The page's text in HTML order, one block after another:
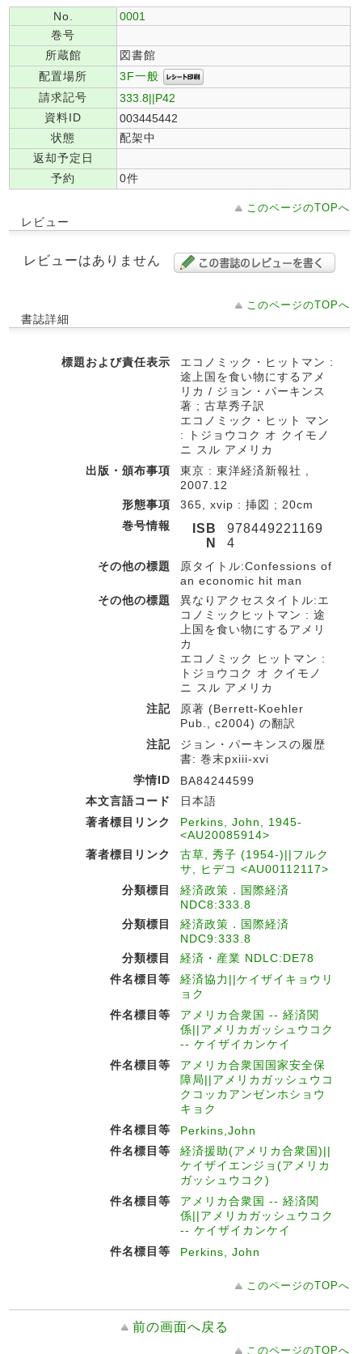
No.
0001
巻号
所蔵館
図書館
配置場所
3F一般
請求記号
333.8||P42
資料ID
003445442
状態
配架中
返却予定日
予約
0件
このページのTOPへ
レビュー
レビューはありません
このページのTOPへ
書誌詳細
標題および責任表示
エコノミック・ヒットマン :
途上国を食い物にするアメ
リカ / ジョン・パーキンス
著 ; 古草秀子訳
エコノミック・ヒット マン
: トジョウコク オ クイモノ
ニ スル アメリカ
出版・頒布事項
東京 : 東洋経済新報社 ,
2007.12
形態事項
365, xvip : 挿図 ; 20cm
巻号情報
ISB
N
978449221169
4
その他の標題
原タイトル:Confessions of
an economic hit man
その他の標題
異なりアクセスタイトル:エ
コノミックヒットマン : 途
上国を食い物にするアメリ
カ
エコノミック ヒットマン :
トジョウコク オ クイモノ
ニ スル アメリカ
注記
原著 (Berrett-Koehler
Pub., c2004) の翻訳
注記
ジョン・パーキンスの履歴
書: 巻末pxiii-xvi
学情ID
BA84244599
本文言語コード
日本語
著者標目リンク
Perkins, John, 1945-
<AU20085914>
著者標目リンク
古草, 秀子 (1954-)||フルク
サ, ヒデコ <AU00112117>
分類標目
経済政策．国際経済
NDC8:333.8
分類標目
経済政策．国際経済
NDC9:333.8
分類標目
経済・産業 NDLC:DE78
件名標目等
経済協力||ケイザイキョウリ
ョク
件名標目等
アメリカ合衆国 -- 経済関
係||アメリカガッシュウコク
-- ケイザイカンケイ
件名標目等
アメリカ合衆国国家安全保
障局||アメリカガッシュウコ
クコッカアンゼンホショウ
キョク
件名標目等
Perkins,John
件名標目等
経済援助(アメリカ合衆国)||
ケイザイエンジョ(アメリカ
ガッシュウコク)
件名標目等
アメリカ合衆国 -- 経済関
係||アメリカガッシュウコク
-- ケイザイカンケイ
件名標目等
Perkins, John
このページのTOPへ
前の画面へ戻る
このページのTOPへ